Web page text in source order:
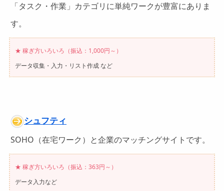
「タスク・作業」カテゴリに単純ワークが豊富にありま
す。
★ 稼ぎ方いろいろ（振込：1,000円～）
データ収集・入力・リスト作成 など
シュフティ
SOHO（在宅ワーク）と企業のマッチングサイトです。
★ 稼ぎ方いろいろ（振込：363円～）
データ入力など